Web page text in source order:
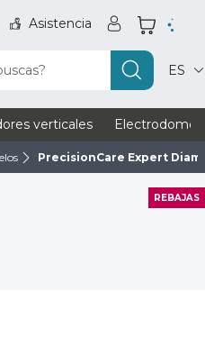
Asistencia
ES
verticales
PrecisionCare Expert
REBAJAS